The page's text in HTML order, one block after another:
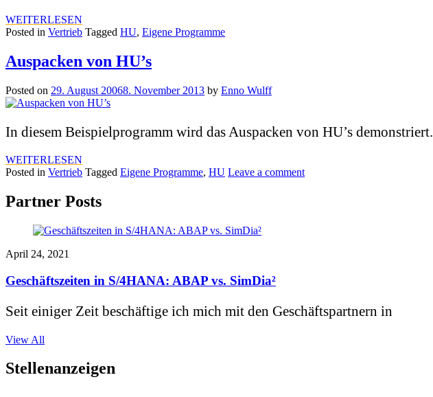
WEITERLESEN
Posted in Vertrieb Tagged HU, Eigene Programme
Auspacken von HU’s
Posted on 29. August 20068. November 2013 by Enno Wulff
In diesem Beispielprogramm wird das Auspacken von HU’s demonstriert.
WEITERLESEN
Posted in Vertrieb Tagged Eigene Programme, HU Leave a comment
Partner Posts
April 24, 2021
Geschäftszeiten in S/4HANA: ABAP vs. SimDia²
Seit einiger Zeit beschäftige ich mich mit den Geschäftspartnern in
View All
Stellenanzeigen